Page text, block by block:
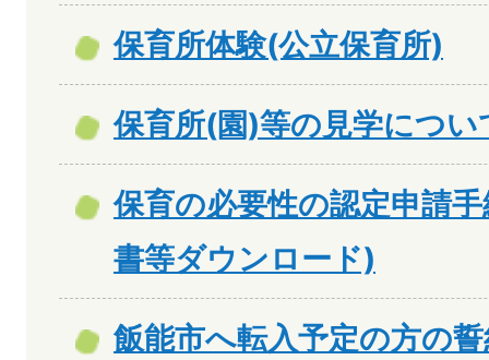
保育所体験(公立保育所)
保育所(園)等の見学につい
保育の必要性の認定申請
書等ダウンロード)
飯能市へ転入予定の方の